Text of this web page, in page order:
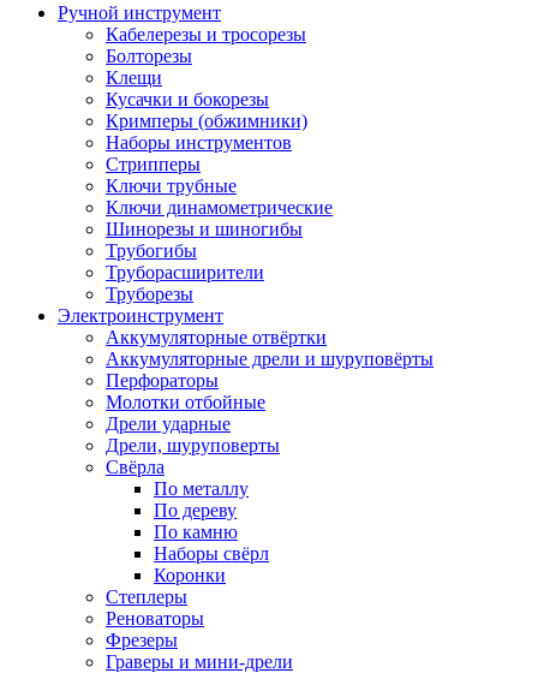
Ручной инструмент
Кабелерезы и тросорезы
Болторезы
Клещи
Кусачки и бокорезы
Кримперы (обжимники)
Наборы инструментов
Стрипперы
Ключи трубные
Ключи динамометрические
Шинорезы и шиногибы
Трубогибы
Труборасширители
Труборезы
Электроинструмент
Аккумуляторные отвёртки
Аккумуляторные дрели и шуруповёрты
Перфораторы
Молотки отбойные
Дрели ударные
Дрели, шуруповерты
Свёрла
По металлу
По дереву
По камню
Наборы свёрл
Коронки
Степлеры
Реноваторы
Фрезеры
Граверы и мини-дрели